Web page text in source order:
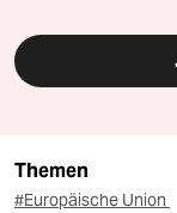
Themen
#Europäische Union